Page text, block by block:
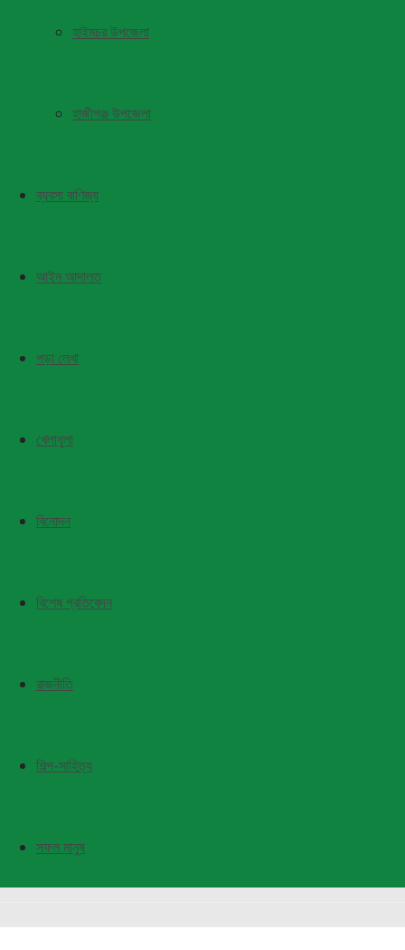
হাইমচর উপজেলা
হাজীগঞ্জ উপজেলা
ব্যবসা বাণিজ্য
আইন আদালত
পড়া লেখা
খেলাধুলা
বিনোদন
বিশেষ প্রতিবেদন
রাজনীতি
শিল্প-সাহিত্য
সফল মানুষ